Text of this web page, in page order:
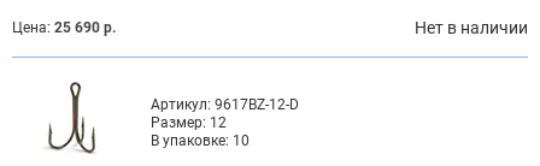
Цена: 25 690 р. Нет в наличии
Артикул: 9617BZ-12-D
Размер: 12
В упаковке: 10